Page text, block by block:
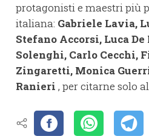
protagonisti e maestri più
italiana: Gabriele Lavia,
Stefano Accorsi, Luca
Solenghi, Carlo Cecchi,
Zingaretti, Monica
Ranieri , per citarne solo